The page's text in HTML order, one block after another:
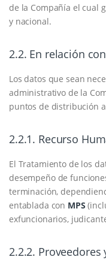
de la Compañía el cual
y nacional.
2.2. En relación
Los datos que sean
administrativo de la
puntos de distribución
2.2.1. Recurso
El Tratamiento de los
desempeño de
terminación,
entablada con MPS
exfuncionarios,
2.2.2. Proveedores